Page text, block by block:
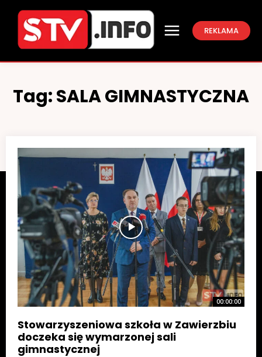
REKLAMA
Tag:SALA GIMNASTYCZNA
00:00:00
Stowarzyszeniowa szkoła w Zawierzbiu
doczeka się wymarzonej sali
gimnastycznej